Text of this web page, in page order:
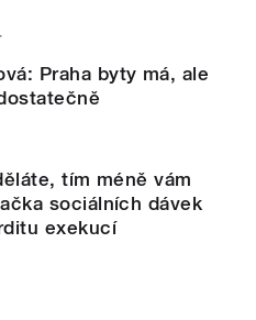
Praha byty má, ale
tím méně vám
sociálních dávek
exekucí